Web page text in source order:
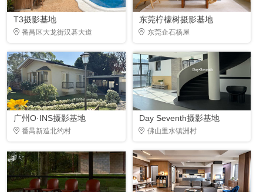
T3摄影基地
番禺区大龙街汉碁大道
东莞柠檬树摄影基地
东莞企石杨屋
广州O·INS摄影基地
番禺新造北约村
Day Seventh摄影基地
佛山里水镇洲村